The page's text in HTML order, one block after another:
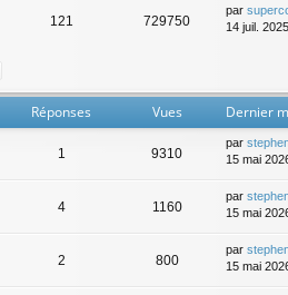
121 729750
par
14 juil.
Réponses Vues Dernier
1 9310
par
15 mai
4 1160
par
15 mai
2 800
par
15 mai